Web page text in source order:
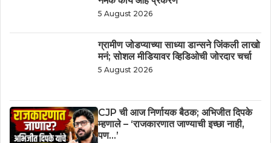
5 August 2026
ग्रामीण जोडप्याच्या साध्या डान्सने जिंकली लाखो
मनं; सोशल मीडियावर व्हिडिओची जोरदार चर्चा
5 August 2026
CJP ची आज निर्णायक बैठक; अभिजीत दिपके
म्हणाले – ‘राजकारणात जाण्याची इच्छा नाही,
पण…’